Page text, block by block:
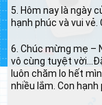
5. Hôm nay là ngày
hạnh phúc và vui vẻ.
6. Chúc mừng mẹ –
vô cùng tuyệt
luôn chăm lo hết
nhiều lắm. Con